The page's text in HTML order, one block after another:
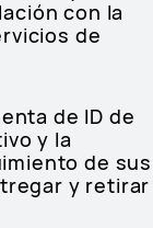
con la
de
de ID de
y la
de sus
y retirar